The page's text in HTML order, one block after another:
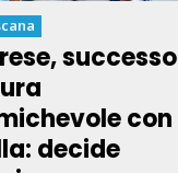
successo
con
decide